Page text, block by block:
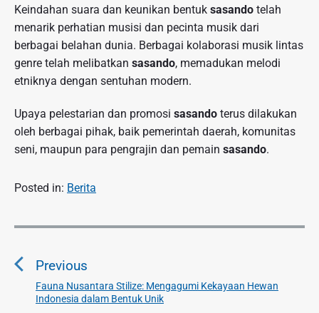
Keindahan suara dan keunikan bentuk sasando telah
menarik perhatian musisi dan pecinta musik dari
berbagai belahan dunia. Berbagai kolaborasi musik lintas
genre telah melibatkan sasando, memadukan melodi
etniknya dengan sentuhan modern.
Upaya pelestarian dan promosi sasando terus dilakukan
oleh berbagai pihak, baik pemerintah daerah, komunitas
seni, maupun para pengrajin dan pemain sasando.
Posted in: Berita
N
v
Previous
P
r
Fauna Nusantara Stilize: Mengagumi Kekayaan Hewan
Indonesia dalam Bentuk Unik